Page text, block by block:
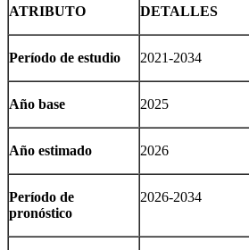
ATRIBUTO DETALLES
Período de estudio 2021-2034
Año base 2025
Año estimado 2026
Período de
pronóstico
2026-2034